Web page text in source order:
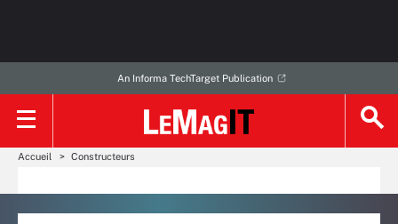
An Informa TechTarget Publication
Accueil Constructeurs